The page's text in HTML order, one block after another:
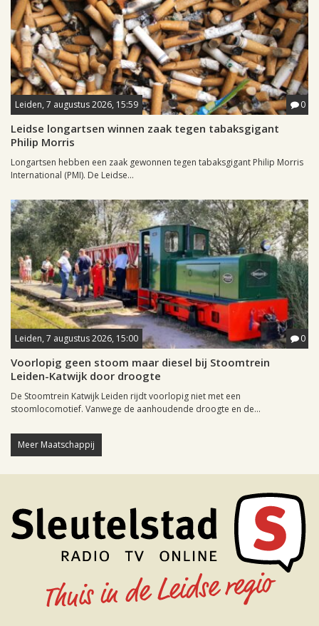
Leiden, 7 augustus 2026, 15:59 0
Leidse longartsen winnen zaak tegen tabaksgigant
Philip Morris
Longartsen hebben een zaak gewonnen tegen tabaksgigant Philip Morris
International (PMI). De Leidse...
Leiden, 7 augustus 2026, 15:00 0
Voorlopig geen stoom maar diesel bij Stoomtrein
Leiden-Katwijk door droogte
De Stoomtrein Katwijk Leiden rijdt voorlopig niet met een
stoomlocomotief. Vanwege de aanhoudende droogte en de...
Meer Maatschappij